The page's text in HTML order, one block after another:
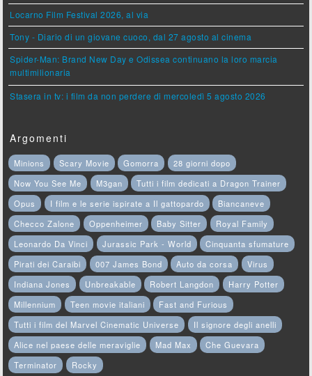
Locarno Film Festival 2026, al via
Tony - Diario di un giovane cuoco, dal 27 agosto al cinema
Spider-Man: Brand New Day e Odissea continuano la loro marcia
multimilionaria
Stasera in tv: i film da non perdere di mercoledì 5 agosto 2026
Argomenti
Minions Scary Movie Gomorra
28 giorni dopo
Now You See Me
M3gan
Tutti i film dedicati a Dragon Trainer
Opus
I film e le serie ispirate a Il gattopardo
Biancaneve
Checco Zalone
Oppenheimer Baby Sitter
Royal Family
Leonardo Da Vinci
Jurassic Park - World
Cinquanta sfumature
Pirati dei Caraibi
007 James Bond Auto da corsa
Virus
Indiana Jones
Unbreakable Robert Langdon
Harry Potter
Millennium
Teen movie italiani
Fast and Furious
Tutti i film del Marvel Cinematic Universe
Il signore degli anelli
Alice nel paese delle meraviglie
Mad Max
Che Guevara
Terminator
Rocky